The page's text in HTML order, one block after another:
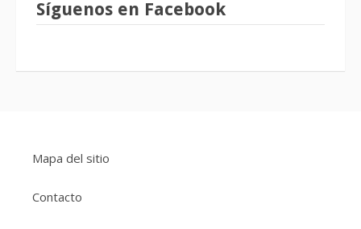
Síguenos en Facebook
Mapa del sitio
Contacto